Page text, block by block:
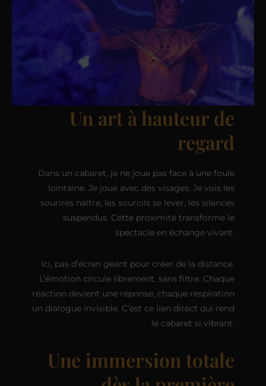
Un art à hauteur de
regard
Dans un cabaret, je ne joue pas face à une foule
lointaine. Je joue avec des visages. Je vois les
sourires naître, les sourcils se lever, les silences
suspendus. Cette proximité transforme le
spectacle en échange vivant.
Ici, pas d’écran géant pour créer de la distance.
L’émotion circule librement, sans filtre. Chaque
réaction devient une réponse, chaque respiration
un dialogue invisible. C’est ce lien direct qui rend
le cabaret si vibrant.
Une immersion totale